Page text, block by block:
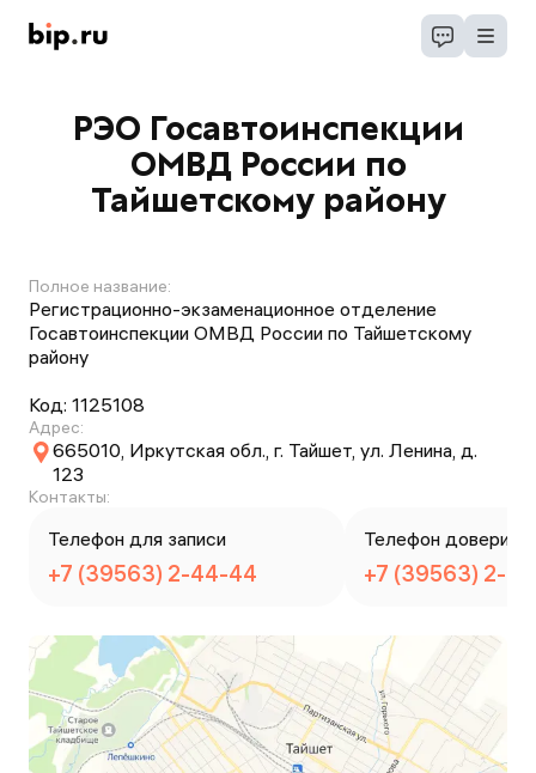
РЭО Госавтоинспекции
ОМВД России по
Тайшетскому району
Полное название:
Регистрационно-экзаменационное отделение
Госавтоинспекции ОМВД России по Тайшетскому
району
Код: 1125108
Адрес:
665010, Иркутская обл., г. Тайшет, ул. Ленина, д.
123
Контакты:
Телефон для записи
+7 (39563) 2-44-44
Телефон доверия
+7 (39563) 2-